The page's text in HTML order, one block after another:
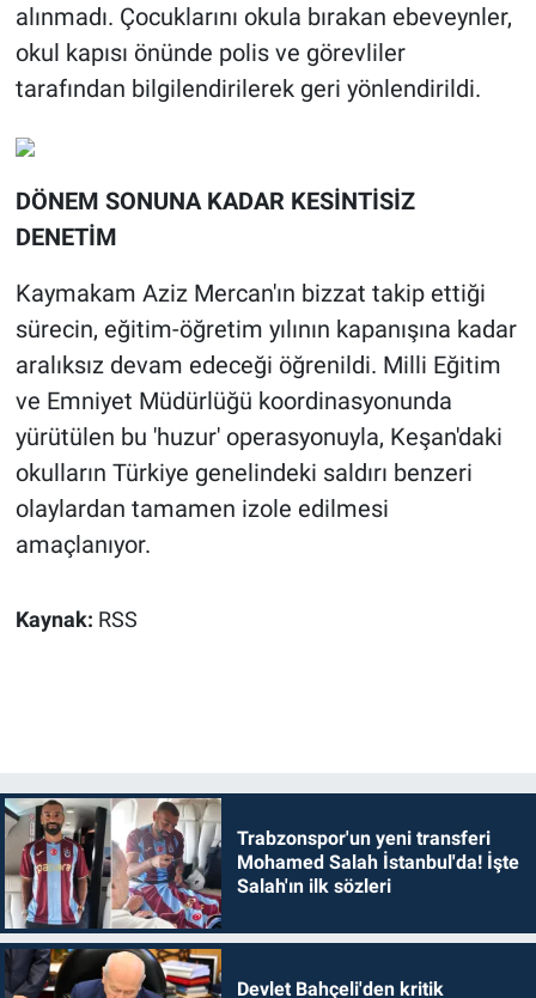
alınmadı. Çocuklarını okula bırakan ebeveynler,
okul kapısı önünde polis ve görevliler
tarafından bilgilendirilerek geri yönlendirildi.
DÖNEM SONUNA KADAR KESİNTİSİZ
DENETİM
Kaymakam Aziz Mercan'ın bizzat takip ettiği
sürecin, eğitim-öğretim yılının kapanışına kadar
aralıksız devam edeceği öğrenildi. Milli Eğitim
ve Emniyet Müdürlüğü koordinasyonunda
yürütülen bu 'huzur' operasyonuyla, Keşan'daki
okulların Türkiye genelindeki saldırı benzeri
olaylardan tamamen izole edilmesi
amaçlanıyor.
Kaynak: RSS
Trabzonspor'un yeni transferi
Mohamed Salah İstanbul'da! İşte
Salah'ın ilk sözleri
Devlet Bahçeli'den kritik